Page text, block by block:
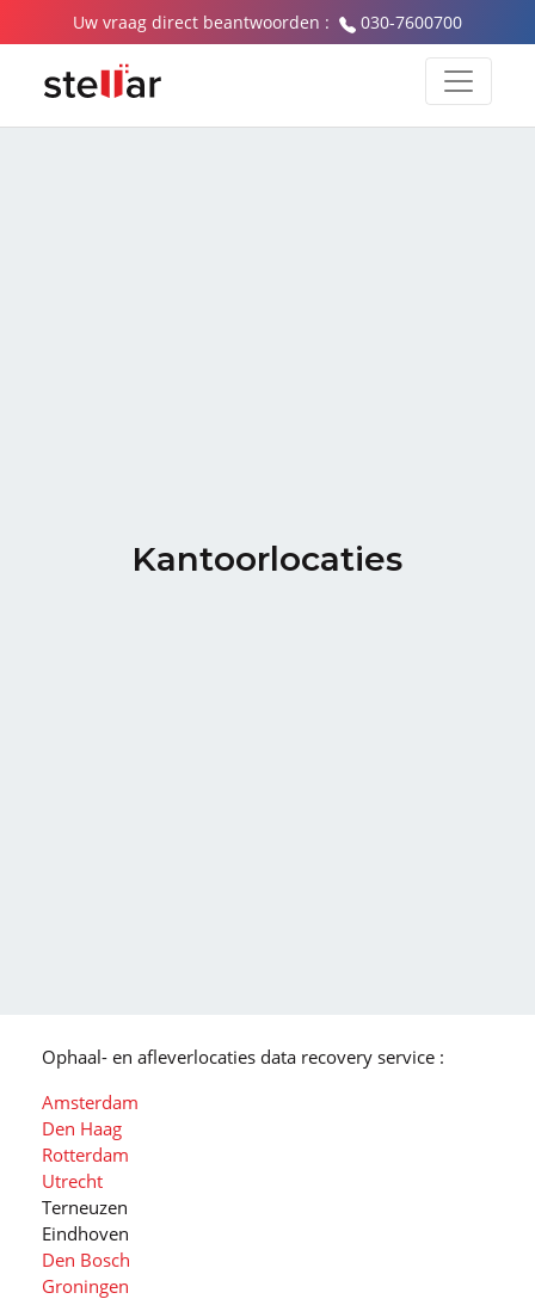
Uw vraag direct beantwoorden : 030-7600700
Kantoorlocaties
Ophaal- en afleverlocaties data recovery service :
Amsterdam
Den Haag
Rotterdam
Utrecht
Terneuzen
Eindhoven
Den Bosch
Groningen